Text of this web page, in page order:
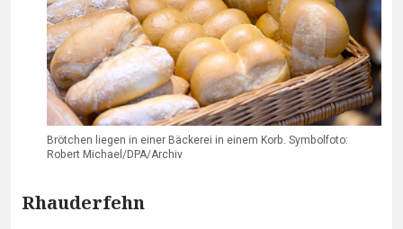
Brötchen liegen in einer Bäckerei in einem Korb. Symbolfoto:
Robert Michael/DPA/Archiv
Rhauderfehn